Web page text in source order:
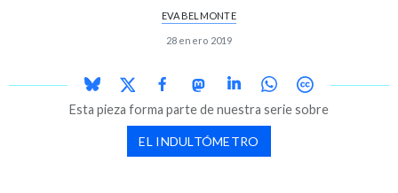
EVA BELMONTE
28 enero 2019
Esta pieza forma parte de nuestra serie sobre
EL INDULTÓMETRO